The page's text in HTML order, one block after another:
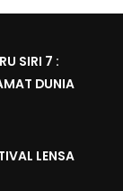
SIRI 7 :
DUNIA
LENSA